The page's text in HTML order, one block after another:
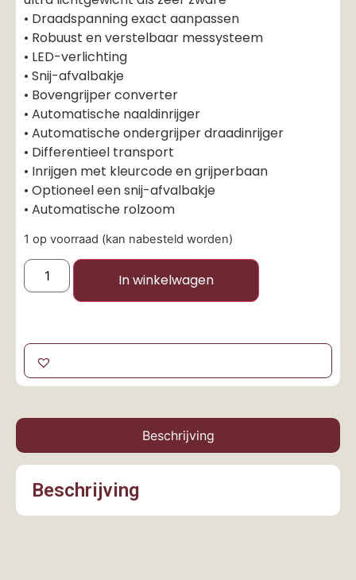
• Draadspanning exact aanpassen
• Robuust en verstelbaar messysteem
• LED-verlichting
• Snij-afvalbakje
• Bovengrijper converter
• Automatische naaldinrijger
• Automatische ondergrijper draadinrijger
• Differentieel transport
• Inrijgen met kleurcode en grijperbaan
• Optioneel een snij-afvalbakje
• Automatische rolzoom
1 op voorraad (kan nabesteld worden)
In winkelwagen
Beschrijving
Beschrijving